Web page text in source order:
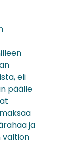
eli
päälle
ja
valtion